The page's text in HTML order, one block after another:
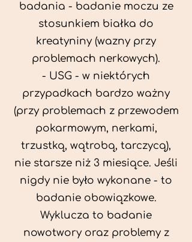
badania - badanie moczu ze
stosunkiem białka do
kreatyniny (wazny przy
problemach nerkowych).
- USG - w niektórych
przypadkach bardzo ważny
(przy problemach z przewodem
pokarmowym, nerkami,
trzustką, wątrobą, tarczycą),
nie starsze niż 3 miesiące. Jeśli
nigdy nie było wykonane - to
badanie obowiązkowe.
Wyklucza to badanie
nowotwory oraz problemy z